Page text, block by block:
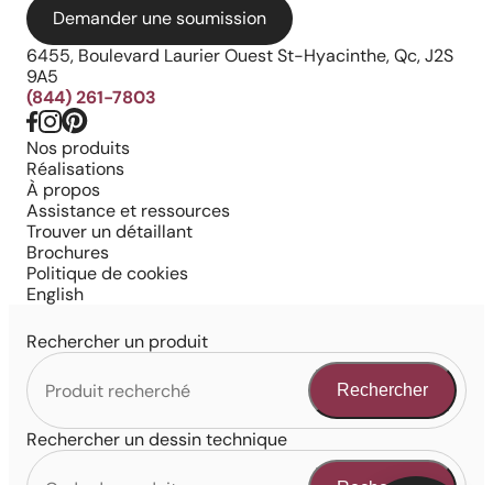
Demander une soumission
6455, Boulevard Laurier Ouest St-Hyacinthe, Qc, J2S
9A5
(844) 261-7803
Nos produits
Réalisations
À propos
Assistance et ressources
Trouver un détaillant
Brochures
Politique de cookies
English
Rechercher un produit
Rechercher
Rechercher un dessin technique